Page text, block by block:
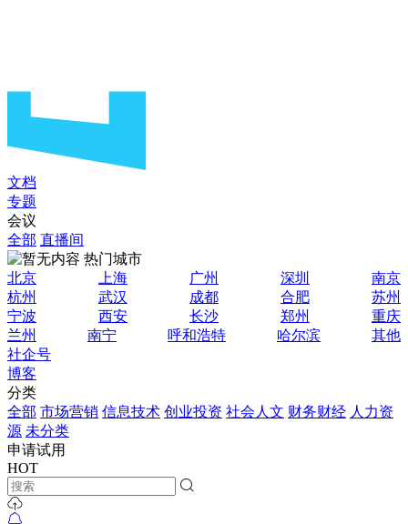
文档
专题
会议
全部 直播间
热门城市
北京
上海 广州 深圳
南京
杭州
武汉 成都 合肥
苏州
宁波
西安 长沙 郑州
重庆
兰州
南宁 呼和浩特 哈尔滨
其他
社企号
博客
分类
全部 市场营销 信息技术 创业投资 社会人文 财务财经 人力资
源 未分类
申请试用
HOT